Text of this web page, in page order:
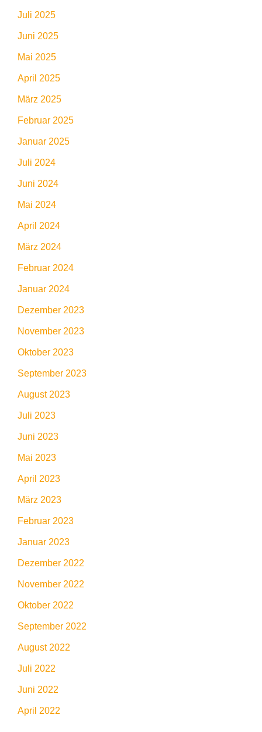
Juli 2025
Juni 2025
Mai 2025
April 2025
März 2025
Februar 2025
Januar 2025
Juli 2024
Juni 2024
Mai 2024
April 2024
März 2024
Februar 2024
Januar 2024
Dezember 2023
November 2023
Oktober 2023
September 2023
August 2023
Juli 2023
Juni 2023
Mai 2023
April 2023
März 2023
Februar 2023
Januar 2023
Dezember 2022
November 2022
Oktober 2022
September 2022
August 2022
Juli 2022
Juni 2022
April 2022